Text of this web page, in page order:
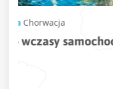
Oferta Specjalna
Wakacje na
i niesamowite